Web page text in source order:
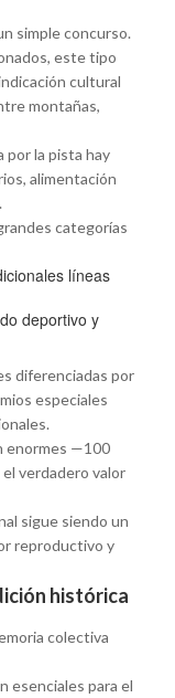
simple concurso.
este tipo
cultural
montañas,
por la pista hay
alimentación
categorías
líneas
deportivo y
diferenciadas por
especiales
enormes —100
verdadero valor
sigue siendo un
reproductivo y
histórica
colectiva
esenciales para el